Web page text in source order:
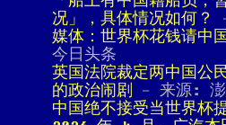
况」，具体情况如何？
媒体：世界杯花钱请中
今日头条
英国法院裁定两中国公
的政治闹剧
- 来源: 澎
中国绝不接受当世界杯